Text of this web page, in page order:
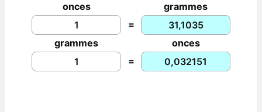
onces
grammes
=
grammes
onces
=